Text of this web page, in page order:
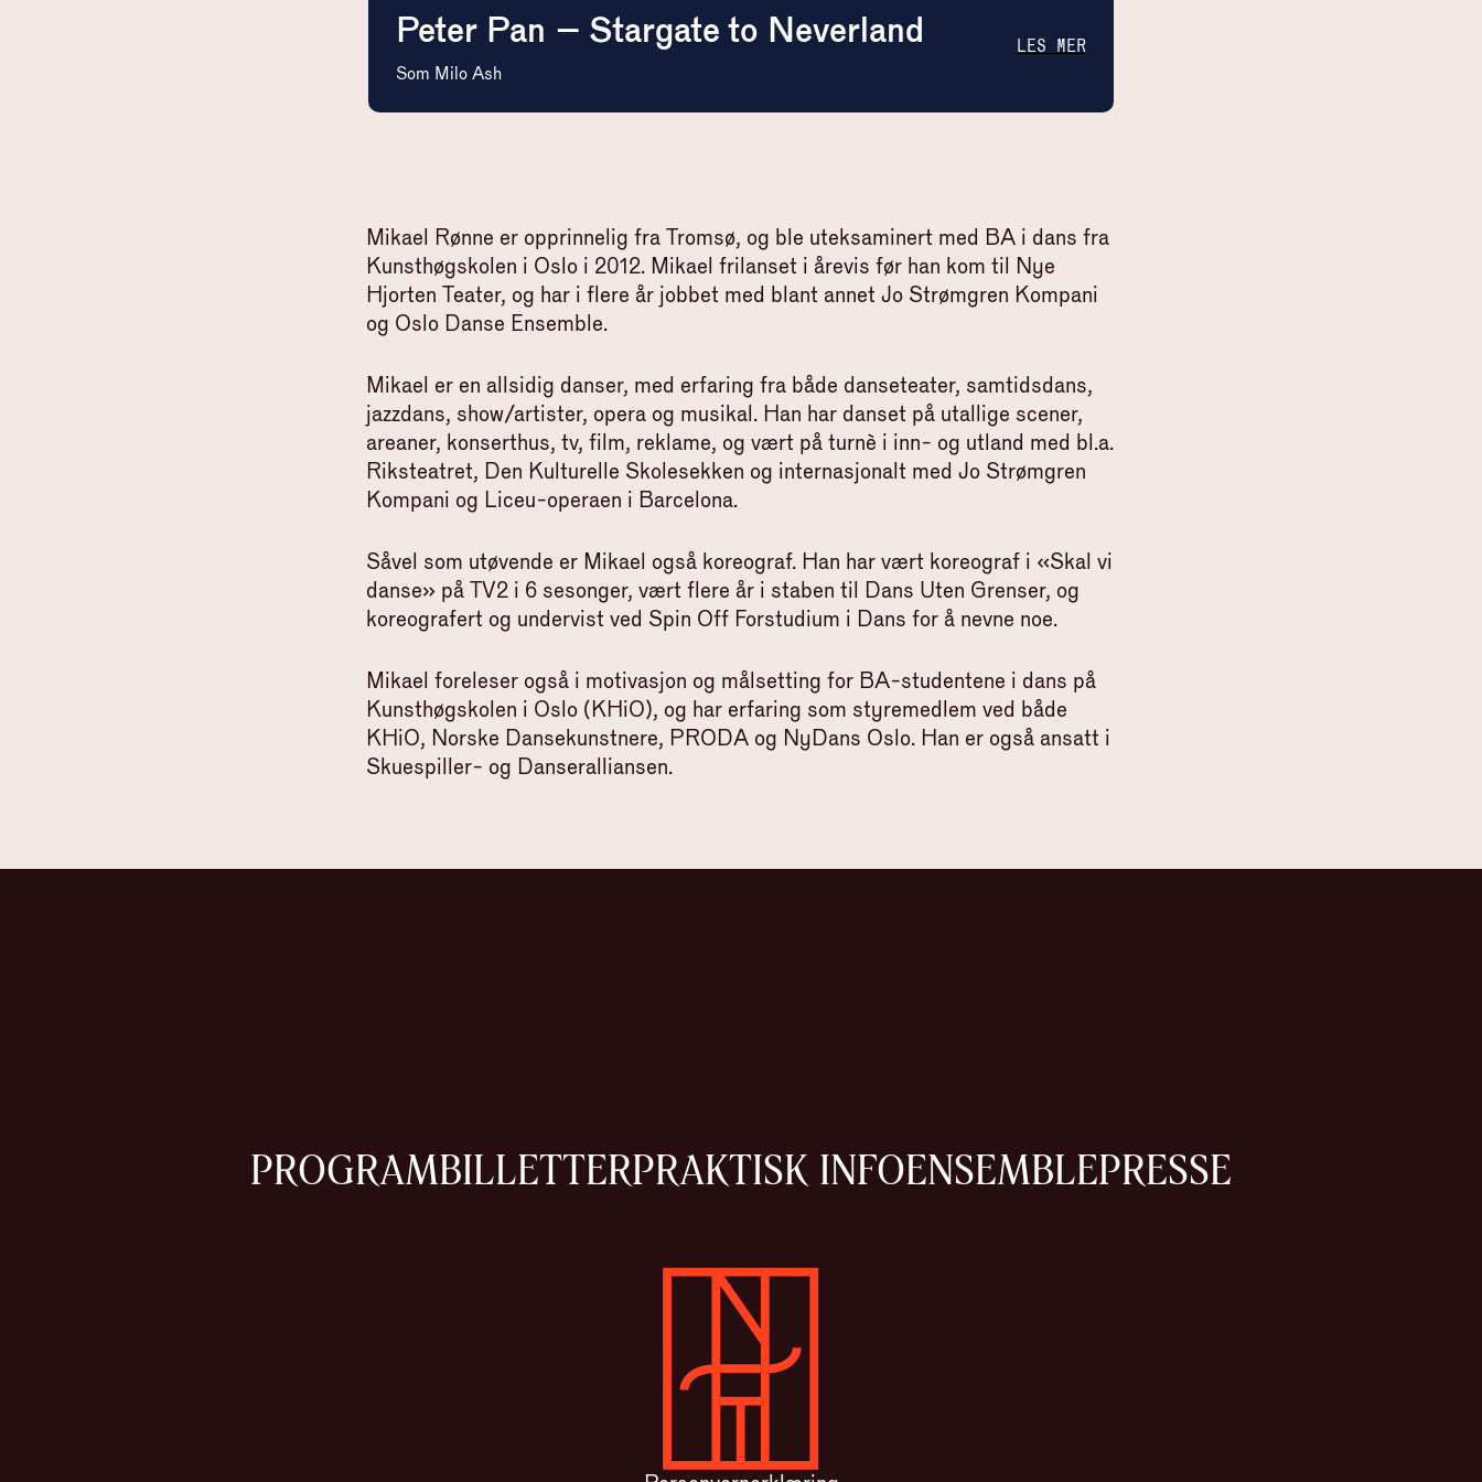
Peter Pan – Stargate to Neverland
Som Milo Ash
LES MER
Mikael Rønne er opprinnelig fra Tromsø, og ble uteksaminert med BA i dans fra
Kunsthøgskolen i Oslo i 2012. Mikael frilanset i årevis før han kom til Nye
Hjorten Teater, og har i flere år jobbet med blant annet Jo Strømgren Kompani
og Oslo Danse Ensemble.
Mikael er en allsidig danser, med erfaring fra både danseteater, samtidsdans,
jazzdans, show/artister, opera og musikal. Han har danset på utallige scener,
areaner, konserthus, tv, film, reklame, og vært på turnè i inn- og utland med bl.a.
Riksteatret, Den Kulturelle Skolesekken og internasjonalt med Jo Strømgren
Kompani og Liceu-operaen i Barcelona.
Såvel som utøvende er Mikael også koreograf. Han har vært koreograf i «Skal vi
danse» på TV2 i 6 sesonger, vært flere år i staben til Dans Uten Grenser, og
koreografert og undervist ved Spin Off Forstudium i Dans for å nevne noe.
Mikael foreleser også i motivasjon og målsetting for BA-studentene i dans på
Kunsthøgskolen i Oslo (KHiO), og har erfaring som styremedlem ved både
KHiO, Norske Dansekunstnere, PRODA og NyDans Oslo. Han er også ansatt i
Skuespiller- og Danseralliansen.
PROGRAMBILLETTERPRAKTISK INFOENSEMBLEPRESSE
Gå til forsiden